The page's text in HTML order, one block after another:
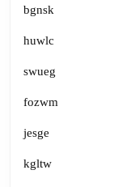
bgnsk
huwlc
swueg
fozwm
jesge
kgltw